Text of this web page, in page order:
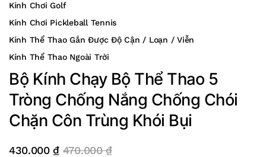
Kính Chơi Golf
Kính Chơi Pickleball Tennis
Kính Thể Thao Gắn Được Độ Cận / Loạn / Viễn
Kính Thể Thao Ngoài Trời
Bộ Kính Chạy Bộ Thể Thao 5
Tròng Chống Nắng Chống Chói
Chặn Côn Trùng Khói Bụi
430.000₫ 470.000₫